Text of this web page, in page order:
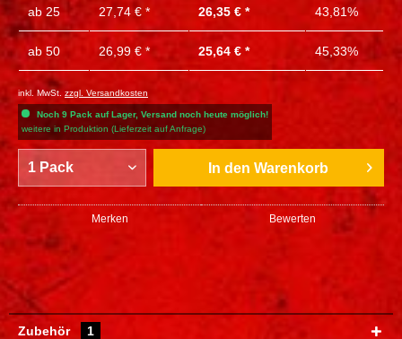
ab 25 27,74 € * 26,35 € * 43,81%
ab 50 26,99 € * 25,64 € * 45,33%
inkl. MwSt. zzgl. Versandkosten
Noch 9 Pack auf Lager, Versand noch heute möglich!
weitere in Produktion (Lieferzeit auf Anfrage)
In den Warenkorb
Merken Bewerten
Zubehör 1